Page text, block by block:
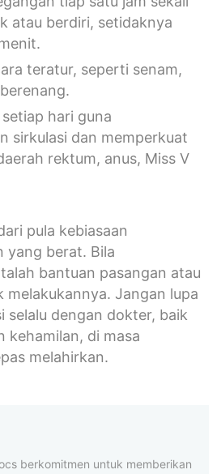
atau berdiri, setidaknya
teratur, seperti senam,
setiap hari guna
sirkulasi dan memperkuat
rektum, anus, Miss V
pula kebiasaan
yang berat. Bila
bantuan pasangan atau
melakukannya. Jangan lupa
selalu dengan dokter, baik
kehamilan, di masa
melahirkan.
berkomitmen untuk memberikan